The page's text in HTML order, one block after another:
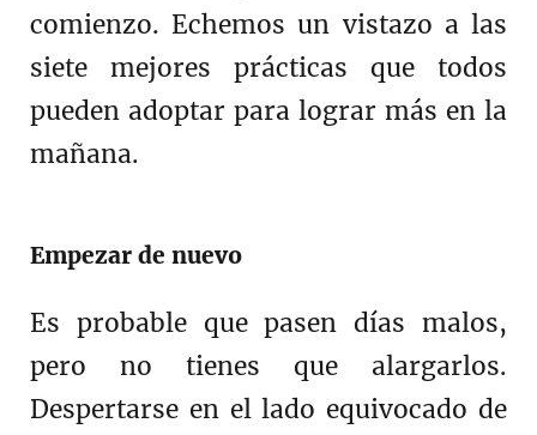
comienzo. Echemos un vistazo a las
siete mejores prácticas que todos
pueden adoptar para lograr más en la
mañana.
Empezar de nuevo
Es probable que pasen días malos,
pero no tienes que alargarlos.
Despertarse en el lado equivocado de